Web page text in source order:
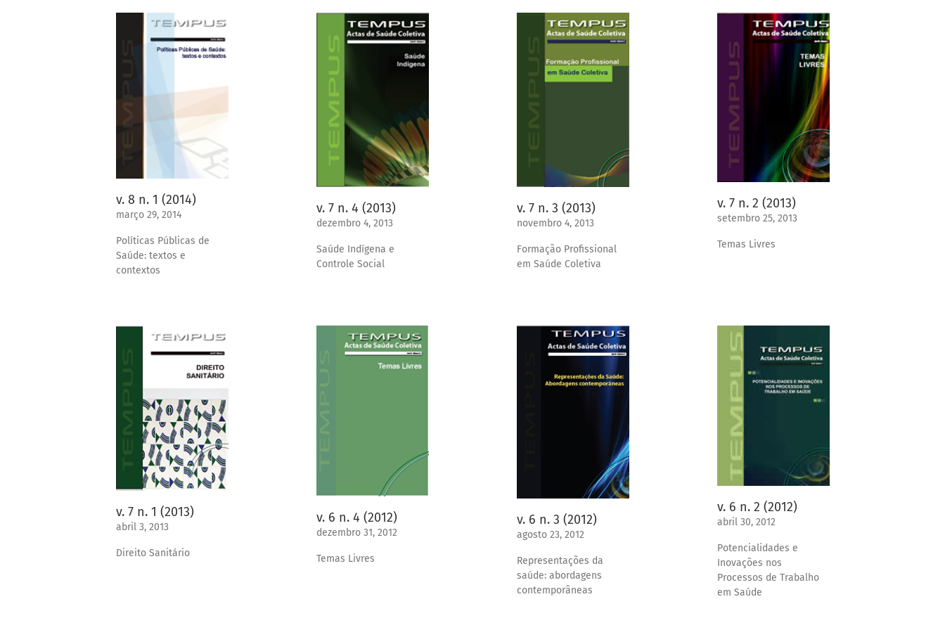
v. 8 n. 1 (2014)
março 29, 2014
Políticas Públicas de
Saúde: textos e
contextos
v. 7 n. 4 (2013)
dezembro 4, 2013
Saúde Indígena e
Controle Social
v. 7 n. 3 (2013)
novembro 4, 2013
Formação Profissional
em Saúde Coletiva
v. 7 n. 2 (2013)
setembro 25, 2013
Temas Livres
v. 7 n. 1 (2013)
abril 3, 2013
Direito Sanitário
v. 6 n. 4 (2012)
dezembro 31, 2012
Temas Livres
v. 6 n. 3 (2012)
agosto 23, 2012
Representações da
saúde: abordagens
contemporâneas
v. 6 n. 2 (2012)
abril 30, 2012
Potencialidades e
Inovações nos
Processos de Trabalho
em Saúde